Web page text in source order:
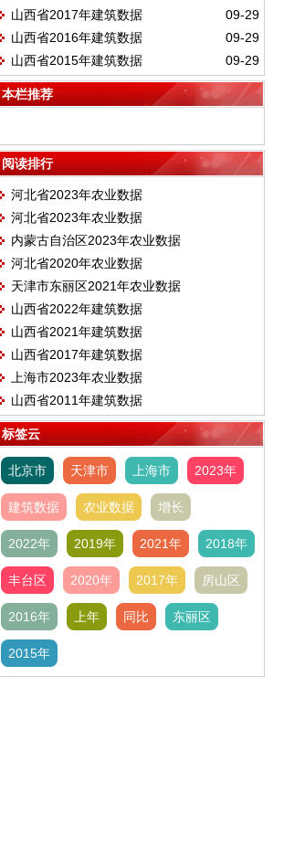
09-29
山西省2017年建筑数据
09-29
山西省2016年建筑数据
09-29
山西省2015年建筑数据
本栏推荐
阅读排行
河北省2023年农业数据
河北省2023年农业数据
内蒙古自治区2023年农业数据
河北省2020年农业数据
天津市东丽区2021年农业数据
山西省2022年建筑数据
山西省2021年建筑数据
山西省2017年建筑数据
上海市2023年农业数据
山西省2011年建筑数据
标签云
北京市 天津市 上海市 2023年
建筑数据 农业数据 增长
2022年 2019年 2021年 2018年
丰台区 2020年 2017年 房山区
2016年 上年 同比 东丽区
2015年